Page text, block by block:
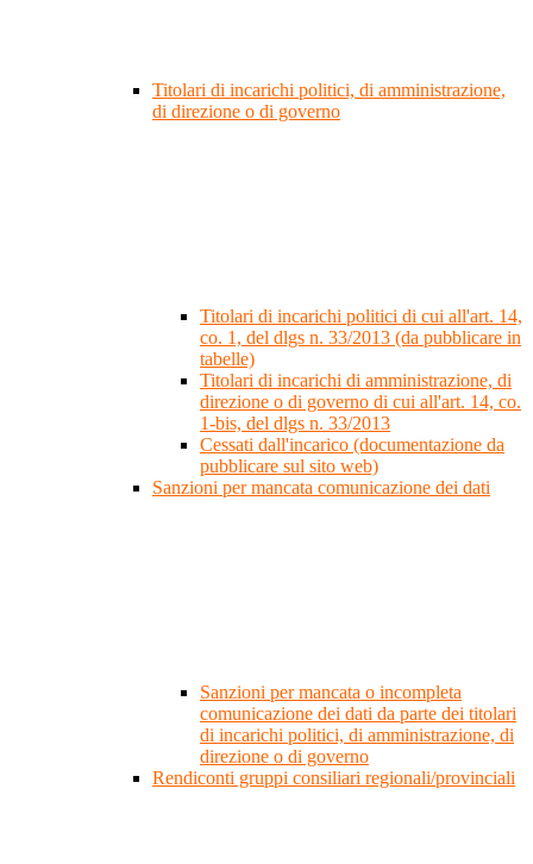
Titolari di incarichi politici, di amministrazione,
di direzione o di governo
Titolari di incarichi politici di cui all'art. 14,
co. 1, del dlgs n. 33/2013 (da pubblicare in
tabelle)
Titolari di incarichi di amministrazione, di
direzione o di governo di cui all'art. 14, co.
1-bis, del dlgs n. 33/2013
Cessati dall'incarico (documentazione da
pubblicare sul sito web)
Sanzioni per mancata comunicazione dei dati
Sanzioni per mancata o incompleta
comunicazione dei dati da parte dei titolari
di incarichi politici, di amministrazione, di
direzione o di governo
Rendiconti gruppi consiliari regionali/provinciali